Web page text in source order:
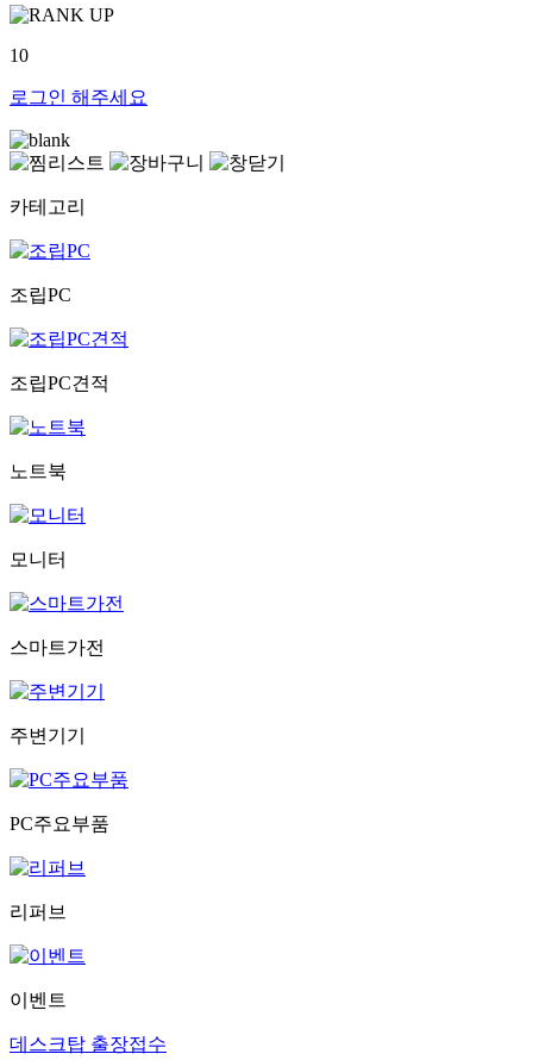
10
로그인 해주세요
카테고리
조립PC
조립PC견적
노트북
모니터
스마트가전
주변기기
PC주요부품
리퍼브
이벤트
데스크탑 출장접수